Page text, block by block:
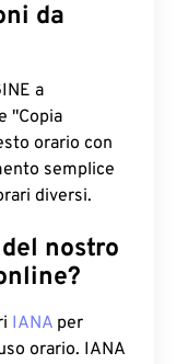
da
a
"Copia
orario con
semplice
diversi.
nostro
IANA per
orario. IANA